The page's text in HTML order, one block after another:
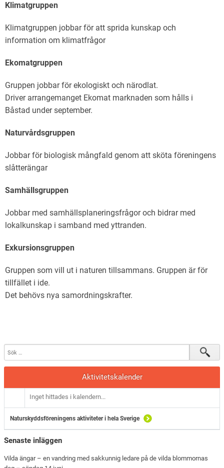
Klimatgruppen
Klimatgruppen jobbar för att sprida kunskap och
information om klimatfrågor
Ekomatgruppen
Gruppen jobbar för ekologiskt och närodlat.
Driver arrangemanget Ekomat marknaden som hålls i
Båstad under september.
Naturvårdsgruppen
Jobbar för biologisk mångfald genom att sköta föreningens
slåtterängar
Samhällsgruppen
Jobbar med samhällsplaneringsfrågor och bidrar med
lokalkunskap i samband med yttranden.
Exkursionsgruppen
Gruppen som vill ut i naturen tillsammans. Gruppen är för
tillfället i ide.
Det behövs nya samordningskrafter.
Aktivitetskalender
Inget hittades i kalendern...
Naturskyddsföreningens aktiviteter i hela Sverige
Senaste inläggen
Vilda ängar – en vandring med sakkunnig ledare på de vilda blommornas